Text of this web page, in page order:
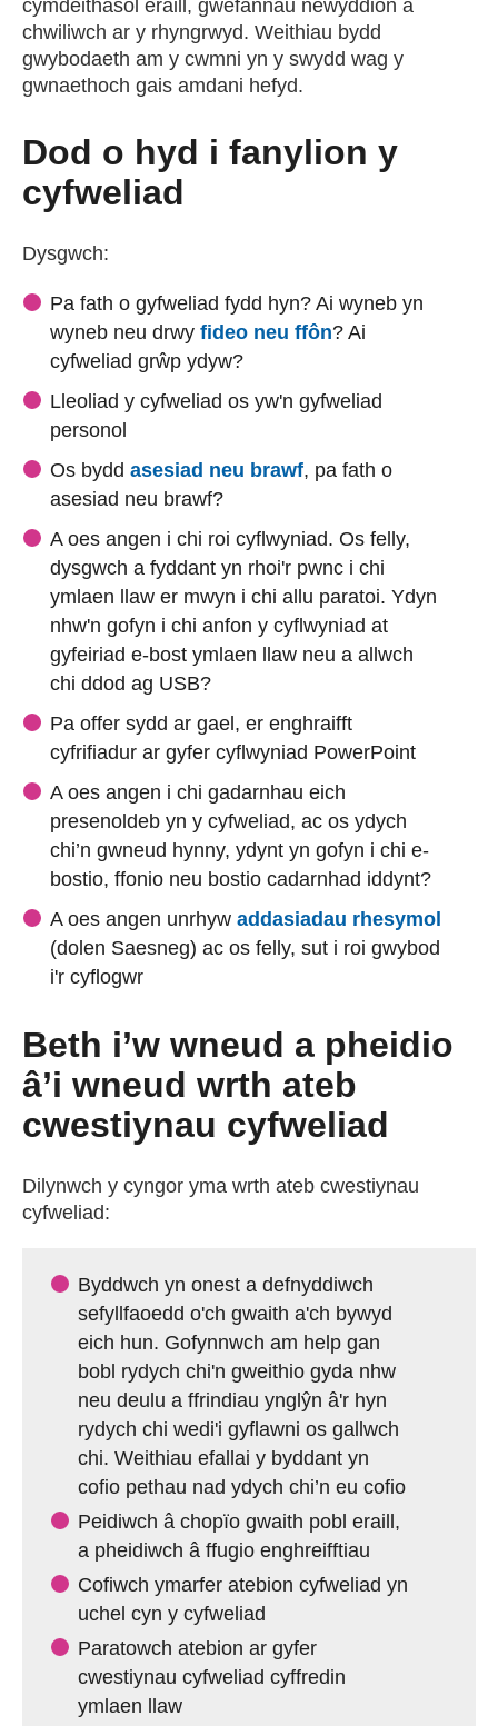
cymdeithasol eraill, gwefannau newyddion a
chwiliwch ar y rhyngrwyd. Weithiau bydd
gwybodaeth am y cwmni yn y swydd wag y
gwnaethoch gais amdani hefyd.
Dod o hyd i fanylion y
cyfweliad
Dysgwch:
Pa fath o gyfweliad fydd hyn? Ai wyneb yn
wyneb neu drwy fideo neu ffôn? Ai
cyfweliad grŵp ydyw?
Lleoliad y cyfweliad os yw'n gyfweliad
personol
Os bydd asesiad neu brawf, pa fath o
asesiad neu brawf?
A oes angen i chi roi cyflwyniad. Os felly,
dysgwch a fyddant yn rhoi'r pwnc i chi
ymlaen llaw er mwyn i chi allu paratoi. Ydyn
nhw'n gofyn i chi anfon y cyflwyniad at
gyfeiriad e-bost ymlaen llaw neu a allwch
chi ddod ag USB?
Pa offer sydd ar gael, er enghraifft
cyfrifiadur ar gyfer cyflwyniad PowerPoint
A oes angen i chi gadarnhau eich
presenoldeb yn y cyfweliad, ac os ydych
chi’n gwneud hynny, ydynt yn gofyn i chi e-
bostio, ffonio neu bostio cadarnhad iddynt?
A oes angen unrhyw addasiadau rhesymol
(dolen Saesneg) ac os felly, sut i roi gwybod
i'r cyflogwr
Beth i’w wneud a pheidio
â’i wneud wrth ateb
cwestiynau cyfweliad
Dilynwch y cyngor yma wrth ateb cwestiynau
cyfweliad:
Byddwch yn onest a defnyddiwch
sefyllfaoedd o'ch gwaith a'ch bywyd
eich hun. Gofynnwch am help gan
bobl rydych chi'n gweithio gyda nhw
neu deulu a ffrindiau ynglŷn â'r hyn
rydych chi wedi'i gyflawni os gallwch
chi. Weithiau efallai y byddant yn
cofio pethau nad ydych chi’n eu cofio
Peidiwch â chopïo gwaith pobl eraill,
a pheidiwch â ffugio enghreifftiau
Cofiwch ymarfer atebion cyfweliad yn
uchel cyn y cyfweliad
Paratowch atebion ar gyfer
cwestiynau cyfweliad cyffredin
ymlaen llaw